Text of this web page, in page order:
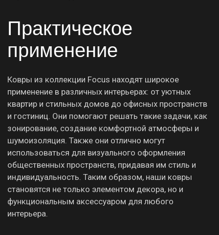
Практическое
применение
Ковры из коллекции Focus находят широкое
применение в различных интерьерах: от уютных
квартир и стильных домов до офисных пространств
и гостиниц. Они помогают решать такие задачи, как
зонирование, создание комфортной атмосферы и
шумоизоляция. Также они отлично могут
использоваться для визуального оформления
общественных пространств, придавая им стиль и
индивидуальность. Таким образом, наши ковры
становятся не только элементом декора, но и
функциональным аксессуаром для любого
интерьера.